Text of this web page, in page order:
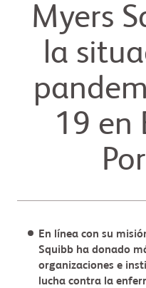
Myers
la
19 en
En línea con su
Squibb ha donado
organizaciones e
lucha contra la